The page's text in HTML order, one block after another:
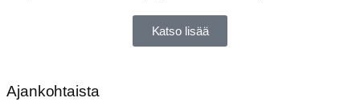
Katso lisää
Ajankohtaista